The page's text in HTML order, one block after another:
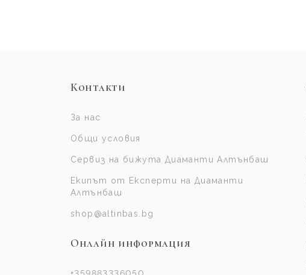
Контакти
За нас
Общи условия
Сервиз на бижута Диаманти Алтънбаш
Екипът от Експерти на Диаманти
Алтънбаш
shop@altinbas.bg
Онлайн информация